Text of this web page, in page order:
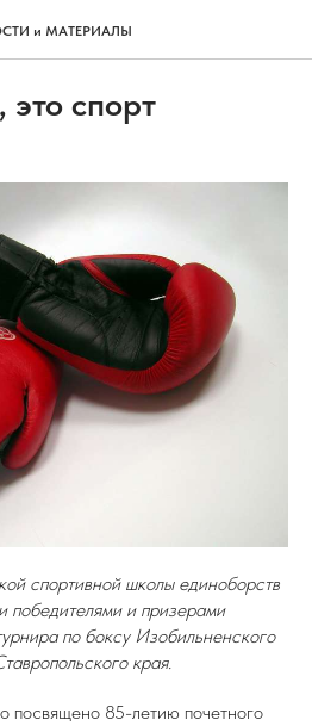
и МАТЕРИАЛЫ
спорт
спортивной школы единоборств
победителями и призерами
по боксу Изобильненского
края.
посвящено 85-летию почетного